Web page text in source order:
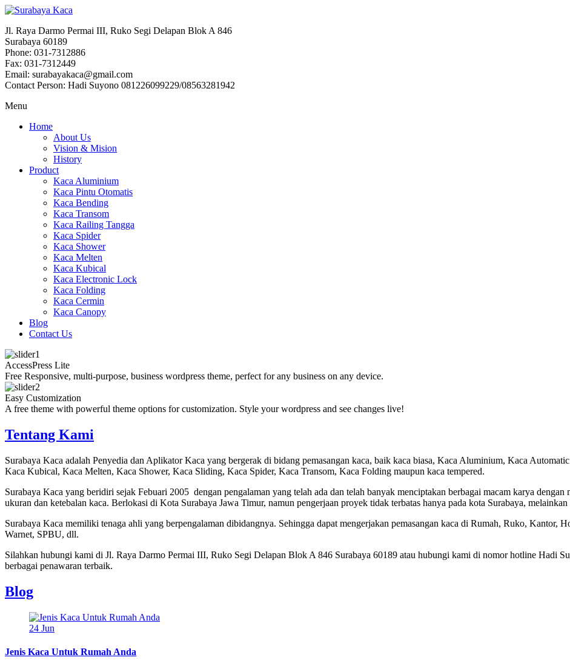
Jl. Raya Darmo Permai III, Ruko Segi Delapan Blok A 846
Surabaya 60189
Phone: 031-7312886
Fax: 031-7312449
Email: surabayakaca@gmail.com
Contact Person: Hadi Suyono 081226099229/08563281942
Menu
Home
About Us
Vision & Mision
History
Product
Kaca Aluminium
Kaca Pintu Otomatis
Kaca Bending
Kaca Transom
Kaca Railing Tangga
Kaca Spider
Kaca Shower
Kaca Melten
Kaca Kubical
Kaca Electronic Lock
Kaca Folding
Kaca Cermin
Kaca Canopy
Blog
Contact Us
AccessPress Lite
Free Responsive, multi-purpose, business wordpress theme, perfect for any business on any device.
Easy Customization
A free theme with powerful theme options for customization. Style your wordpress and see changes live!
Tentang Kami
Surabaya Kaca adalah Penyedia dan Aplikator Kaca yang bergerak di bidang pemasangan kaca, baik kaca biasa, Kaca Aluminium, Kaca
Kaca Kubical, Kaca Melten, Kaca Shower, Kaca Sliding, Kaca Spider, Kaca Transom, Kaca Folding maupun kaca tempered.
Surabaya Kaca yang beridiri sejak Febuari 2005 dengan pengalaman yang telah ada dan telah banyak menciptakan berbagai macam karya
ukuran dan ketebalan kaca. Berlokasi di Kota Surabaya Jawa Timur, namun pengerjaan proyek tidak terbatas hanya pada kota Surabaya,
Surabaya Kaca memiliki tenaga ahli yang berpengalaman dibidangnya. Sehingga dapat mengerjakan pemasangan kaca di Rumah, Ruko, Kantor,
Warnet, SPBU, dll.
Silahkan hubungi kami di Jl. Raya Darmo Permai III, Ruko Segi Delapan Blok A 846 Surabaya 60189 atau hubungi kami di nomor hotline Hadi
berbagai penawaran terbaik.
Blog
24 Jun
Jenis Kaca Untuk Rumah Anda